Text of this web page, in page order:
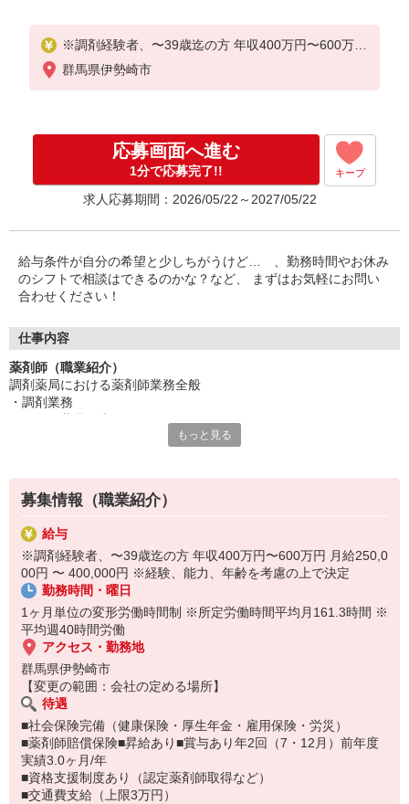
※調剤経験者、〜39歳迄の方 年収400万円〜600万円
月給250,000円 〜 400,000円 ※経験、能力、年齢を
考慮の上で決定
群馬県伊勢崎市
応募画面へ進む
1分で応募完了!! キープ
求人応募期間：2026/05/22～2027/05/22
給与条件が自分の希望と少しちがうけど… 、勤務時間やお休み
のシフトで相談はできるのかな？など、 まずはお気軽にお問い
合わせください！
仕事内容
薬剤師（職業紹介）
調剤薬局における薬剤師業務全般
・調剤業務
・在宅訪問等
【営業時間】
月〜金 9:00〜18:00 土 9:00〜12:00
もっと見る
募集情報（職業紹介）
給与
※調剤経験者、〜39歳迄の方 年収400万円〜600万円 月給250,0
00円 〜 400,000円 ※経験、能力、年齢を考慮の上で決定
勤務時間・曜日
1ヶ月単位の変形労働時間制 ※所定労働時間平均月161.3時間 ※
平均週40時間労働
アクセス・勤務地
群馬県伊勢崎市
【変更の範囲：会社の定める場所】
待遇
■社会保険完備（健康保険・厚生年金・雇用保険・労災）
■薬剤師賠償保険■昇給あり■賞与あり年2回（7・12月）前年度
実績3.0ヶ月/年
■資格支援制度あり（認定薬剤師取得など）
■交通費支給（上限3万円）